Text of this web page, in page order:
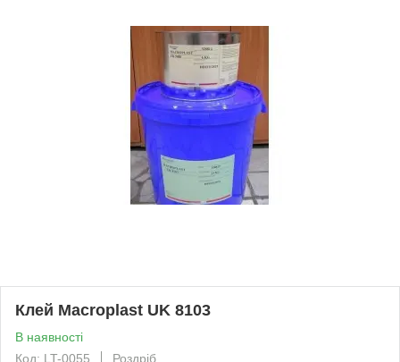
Клей Macroplast UK 8103
В наявності
Код: LT-0055
Роздріб